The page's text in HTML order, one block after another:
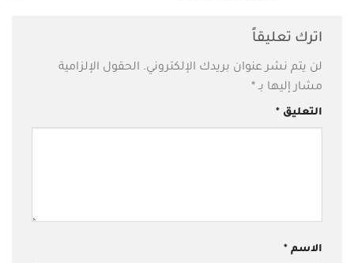
اترك تعليقاً
لن يتم نشر عنوان بريدك الإلكتروني. الحقول الإلزامية
مشار إليها بـ *
التعليق *
الاسم *